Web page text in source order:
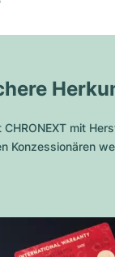
mit
Konzessionären